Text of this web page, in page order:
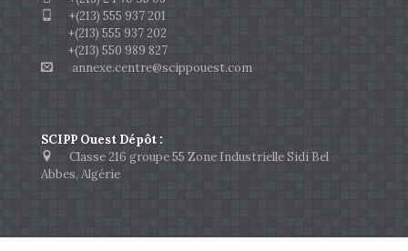
+(213) 555 937 201
+(213) 555 937 202
+(213) 550 989 827
annexe.centre@scippouest.com
SCIPP Ouest Dépôt :
Classe 216 groupe 55 Zone Industrielle Sidi Bel
Abbes, Algérie